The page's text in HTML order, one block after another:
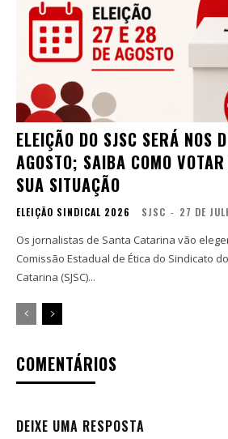
ELEIÇÃO DO SJSC SERÁ NOS
AGOSTO; SAIBA COMO
SUA SITUAÇÃO
ELEIÇÃO SINDICAL 2026 SJSC - 27 DE
Os jornalistas de Santa Catarina vão
Comissão Estadual de Ética do Sindicato
Catarina (SJSC)...
COMENTÁRIOS
DEIXE UMA RESPOSTA